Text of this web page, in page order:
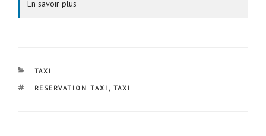
En savoir plus
CATÉGORIES
TAXI
ÉTIQUETTES
RESERVATION TAXI , TAXI